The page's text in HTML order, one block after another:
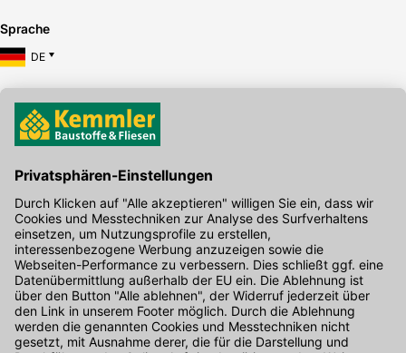
Sprache
DE
Hier gibt's die kostenlose App
Kontakt
Unser Onlineshop Team ist montags bis freitags von 08:00 - 17:00
Uhr unter der Telefonnummer07071 / 151-151 für Sie erreichbar.
Alternativ können Sie unser Kontaktformular nutzen.